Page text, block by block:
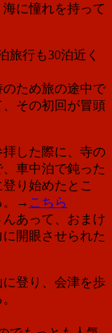
に憧れを持って
旅行も30泊近く
ため旅の途中で
その初回が冒頭
した際に、寺の
車中泊で鈍った
り始めたとこ
。→ こちら
あって、おまけ
開眼させられた
登り、会津を歩